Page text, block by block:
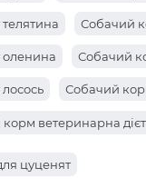
Собачий
оленина Собачий
Собачий
груша Собачий
ветеринарна
цуценят